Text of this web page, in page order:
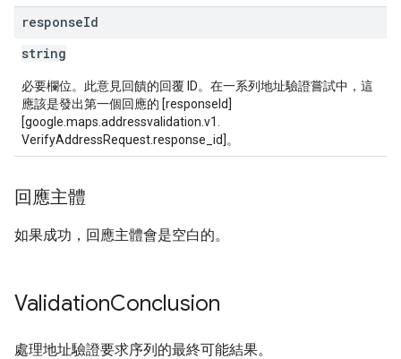
responseId
string
必要欄位。此意見回饋的回覆 ID。在一系列地址驗證嘗試中，這
應該是發出第一個回應的 [responseId]
[google.maps.addressvalidation.v1.
VerifyAddressRequest.response_id]。
回應主體
如果成功，回應主體會是空白的。
ValidationConclusion
處理地址驗證要求序列的最終可能結果。